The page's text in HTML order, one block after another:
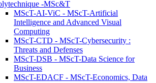
-MSc&T
MScT-AI-ViC - MScT-Artificial
Intelligence and Advanced Visual
Computing
MScT-CTD - MScT-Cybersecurity :
Threats and Defenses
MScT-DSB - MScT-Data Science for
Business
MScT-EDACF - MScT-Economics, Data